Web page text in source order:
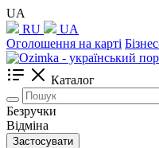
UA
RU
UA
Оголошення на карті
Каталог
Безручки
Відміна
Застосувати